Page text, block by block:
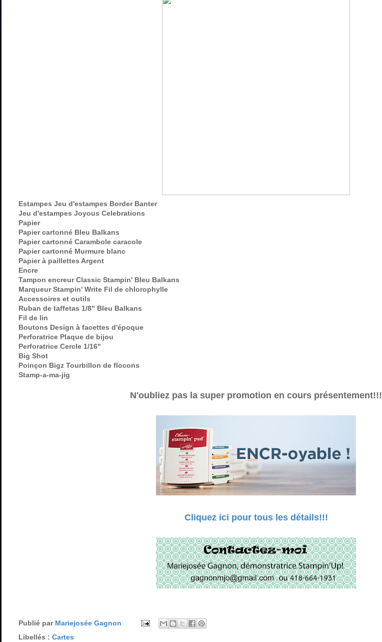
Estampes Jeu d'estampes Border Banter
Jeu d'estampes Joyous Celebrations
Papier
Papier cartonné Bleu Balkans
Papier cartonné Carambole caracole
Papier cartonné Murmure blanc
Papier à paillettes Argent
Encre
Tampon encreur Classic Stampin' Bleu Balkans
Marqueur Stampin' Write Fil de chlorophylle
Accessoires et outils
Ruban de taffetas 1/8" Bleu Balkans
Fil de lin
Boutons Design à facettes d'époque
Perforatrice Plaque de bijou
Perforatrice Cercle 1/16"
Big Shot
Poinçon Bigz Tourbillon de flocons
Stamp-a-ma-jig
N'oubliez pas la super promotion en cours présentement!!!
Cliquez ici pour tous les détails!!!
Publié par Mariejosée Gagnon
Libellés : Cartes